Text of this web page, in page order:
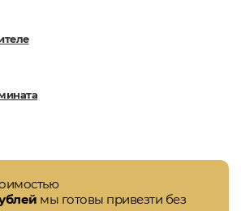
мы готовы привезти без